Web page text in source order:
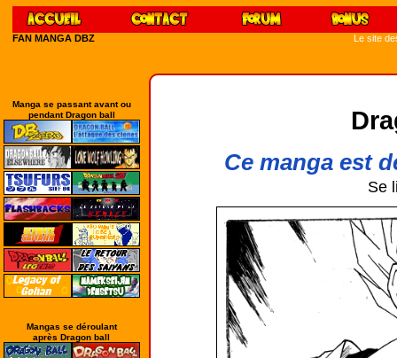
FAN MANGA DBZ Le site
Manga se passant avant ou
pendant Dragon ball
Mangas se déroulant
après Dragon ball
Ce manga est
Se